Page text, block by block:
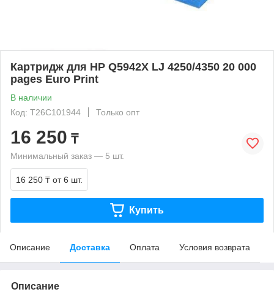
Картридж для HP Q5942X LJ 4250/4350 20 000
pages Euro Print
В наличии
Код: T26C101944
Только опт
16 250 ₸
Минимальный заказ — 5 шт.
16 250 ₸ от 6 шт.
Купить
Описание Доставка Оплата Условия возврата
Описание